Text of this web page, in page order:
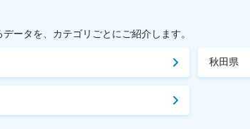
ータを、カテゴリごとにご紹介します。
秋田県